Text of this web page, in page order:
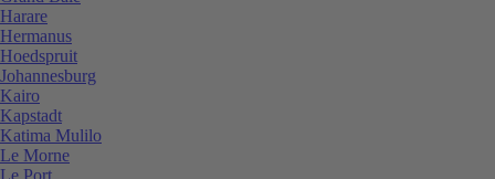
Harare
Hermanus
Hoedspruit
Johannesburg
Kairo
Kapstadt
Katima Mulilo
Le Morne
Le Port